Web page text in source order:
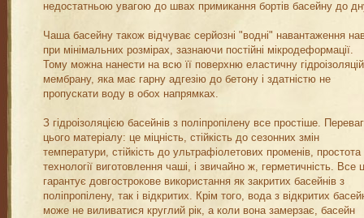
недостатньою увагою до швах примикання бортів басейну до
Чаша басейну також відчуває серйозні "водні" навантаження
при мінімальних розмірах, зазнаючи постійні мікродеформації.
Тому можна нанести на всю її поверхню еластичну
мембрану, яка має гарну адгезію до бетону і здатністю не
пропускати воду в обох напрямках.
З гідроізоляцією басейнів з поліпропілену все простіше.
цього матеріалу: це міцність, стійкість до сезонних змін
температури, стійкість до ультрафіолетових променів, простота
технології виготовлення чаші, і звичайно ж, герметичність. Все
гарантує довгострокове використання як закритих басейнів з
поліпропілену, так і відкритих. Крім того, вода з відкритих
може не виливатися круглий рік, а коли вона замерзає, басейн